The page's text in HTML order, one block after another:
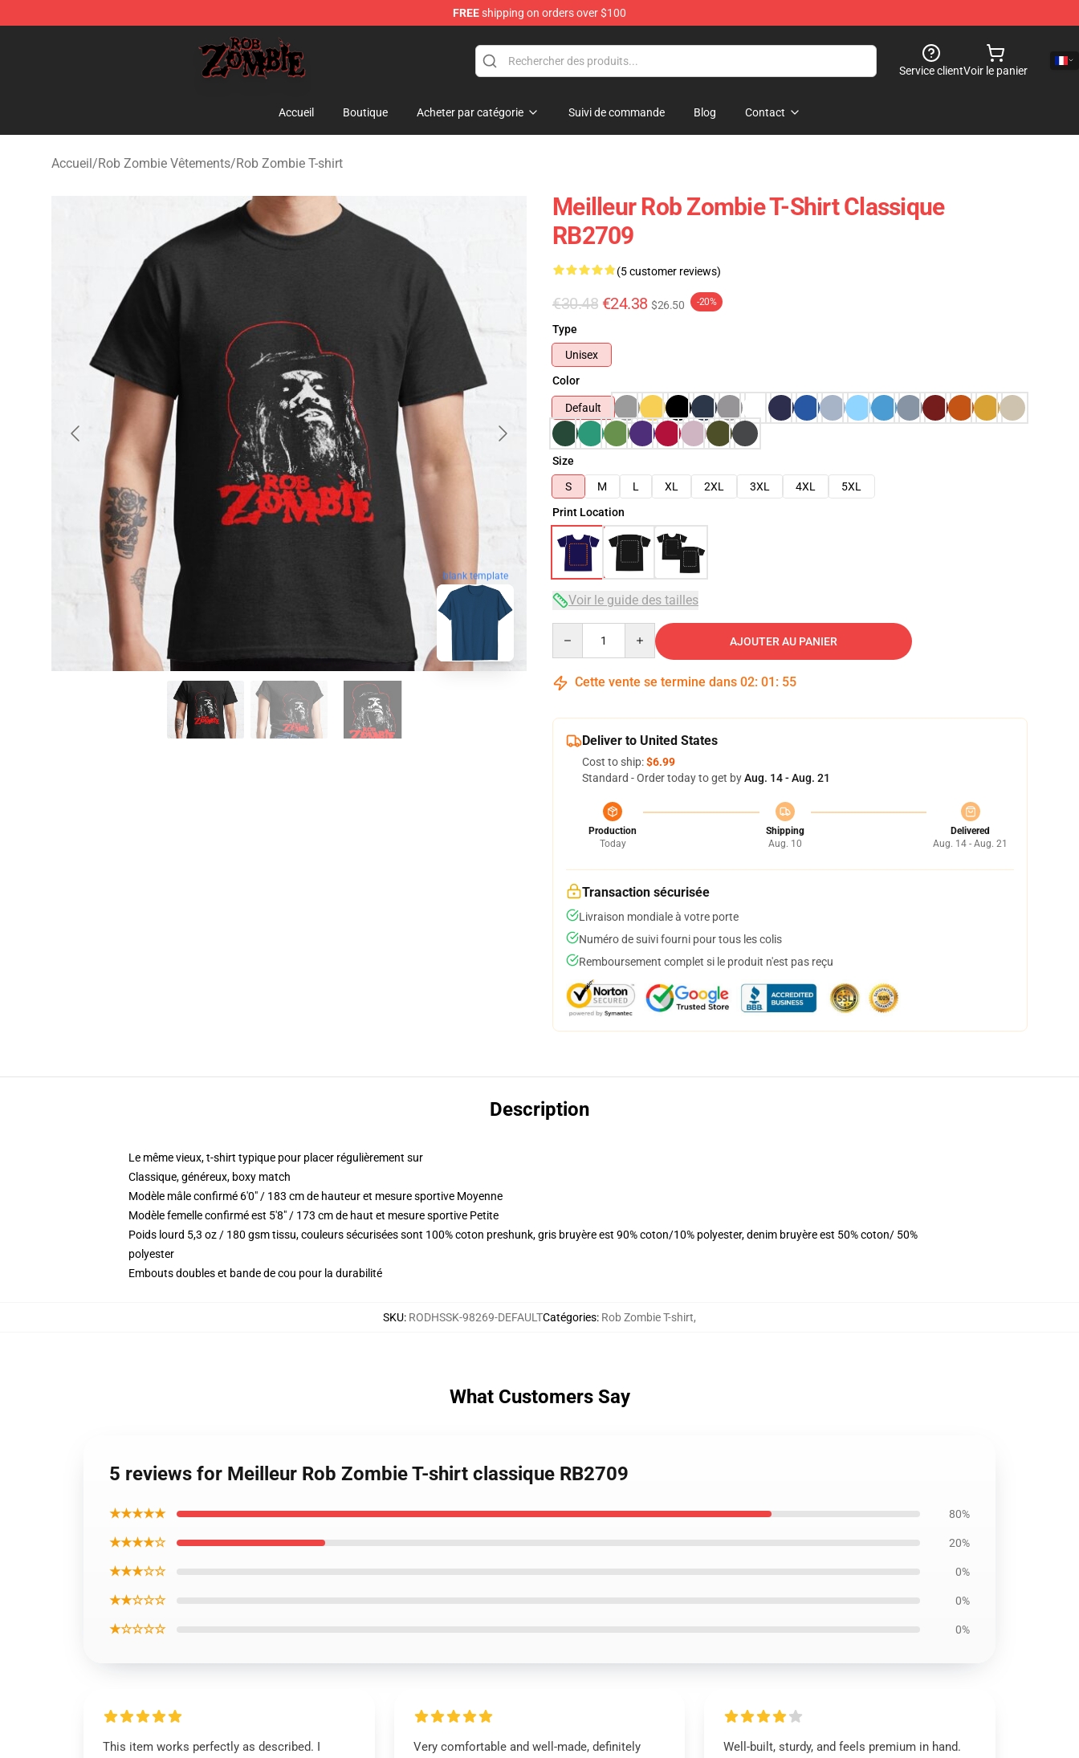
FREEshipping on orders over $100
Rob Zombie Shop - Official Rob Zombie Merchandise Store
Service clientVoir le panier
Accueil Boutique Acheter par catégorie Suivi de commande Blog Contact
Accueil/Rob Zombie Vêtements/Rob Zombie T-shirt
blank template
Meilleur Rob Zombie T-Shirt Classique
RB2709
(5 customer reviews)
€30.48 €24.38 $26.50 -20%
Type
Unisex
Color
Default
Size
S
M L XL 2XL 3XL 4XL
5XL
Print Location
Voir le guide des tailles
AJOUTER AU PANIER
Cette vente se termine dans 02: 01 : 54
Deliver to United States
Cost to ship:$6.99
Standard - Order today to get byAug. 14 - Aug. 21
Production
Today
Shipping
Aug. 10
Delivered
Aug. 14 - Aug. 21
Transaction sécurisée
Livraison mondiale à votre porte
Numéro de suivi fourni pour tous les colis
Remboursement complet si le produit n'est pas reçu
Description
Le même vieux, t-shirt typique pour placer régulièrement sur
Classique, généreux, boxy match
Modèle mâle confirmé 6'0" / 183 cm de hauteur et mesure sportive Moyenne
Modèle femelle confirmé est 5'8" / 173 cm de haut et mesure sportive Petite
Poids lourd 5,3 oz / 180 gsm tissu, couleurs sécurisées sont 100% coton preshunk, gris bruyère est 90% coton/10% polyester, denim bruyère est 50% coton/ 50%
polyester
Embouts doubles et bande de cou pour la durabilité
SKU: RODHSSK-98269-DEFAULTCatégories: Rob Zombie T-shirt,
What Customers Say
5 reviews for Meilleur Rob Zombie T-shirt classique RB2709
★★★★★ 80%
★★★★☆ 20%
★★★☆☆ 0%
★★☆☆☆ 0%
★☆☆☆☆ 0%
This item works perfectly as described. I
Very comfortable and well-made, definitely
Well-built, sturdy, and feels premium in hand.